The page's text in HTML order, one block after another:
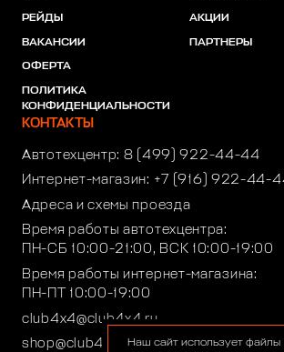
РЕЙДЫ
ВАКАНСИИ
ОФЕРТА
ПОЛИТИКА
КОНФИДЕНЦИАЛЬНОСТИ
АКЦИИ
ПАРТНЕРЫ
КОНТАКТЫ
Автотехцентр: 8 (499) 922-44-44
Интернет-магазин: +7 (916) 922-44-
Адреса и схемы проезда
Время работы автотехцентра:
ПН-СБ 10:00-21:00, ВСК 10:00-19:00
Время работы интернет-магазина:
ПН-ПТ 10:00-19:00
club4x4@club4x4.ru
shop@club4x4.ruНаш сайт использует файлы